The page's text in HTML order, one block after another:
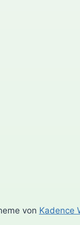
von Kadence